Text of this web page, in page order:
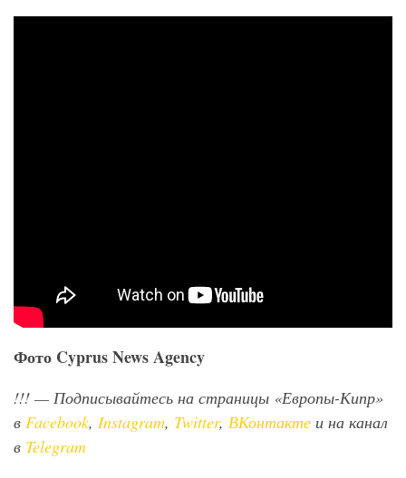
Фото CyprusNewsAgency
!!! — Подписывайтесь на страницы «Европы-Кипр»
в Facebook, Instagram, Twitter, ВКонтакте и на канал
в Telegram